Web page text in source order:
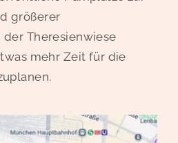
größerer
Theresienwiese
mehr Zeit für die